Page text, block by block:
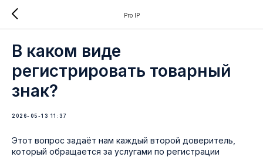
Pro IP
В каком виде
регистрировать товарный
знак?
2026-05-13 11:37
Этот вопрос задаёт нам каждый второй доверитель,
который обращается за услугами по регистрации